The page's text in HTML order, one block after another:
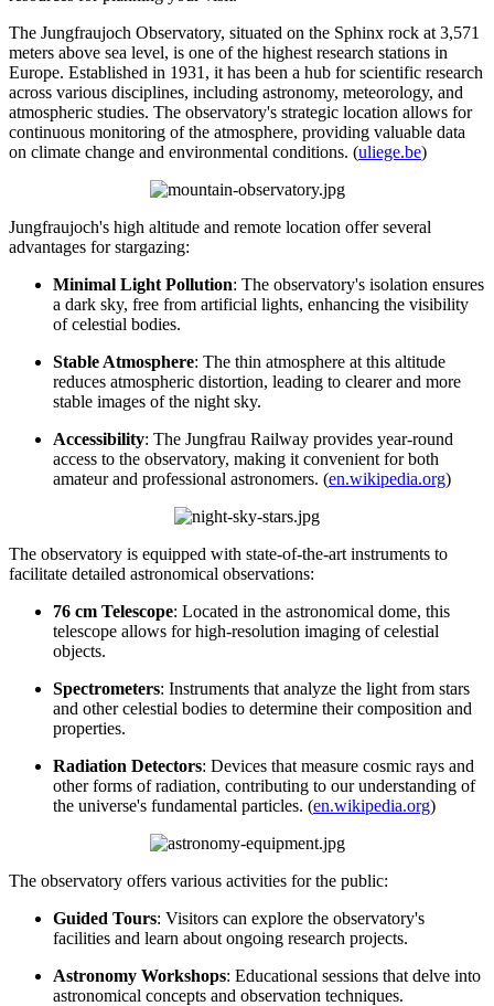
The Jungfraujoch Observatory, situated on the Sphinx rock at 3,571
meters above sea level, is one of the highest research stations in
Europe. Established in 1931, it has been a hub for scientific research
across various disciplines, including astronomy, meteorology, and
atmospheric studies. The observatory's strategic location allows for
continuous monitoring of the atmosphere, providing valuable data
on climate change and environmental conditions. (uliege.be)
Jungfraujoch's high altitude and remote location offer several
advantages for stargazing:
Minimal Light Pollution: The observatory's isolation ensures
a dark sky, free from artificial lights, enhancing the visibility
of celestial bodies.
Stable Atmosphere: The thin atmosphere at this altitude
reduces atmospheric distortion, leading to clearer and more
stable images of the night sky.
Accessibility: The Jungfrau Railway provides year-round
access to the observatory, making it convenient for both
amateur and professional astronomers. (en.wikipedia.org)
The observatory is equipped with state-of-the-art instruments to
facilitate detailed astronomical observations:
76 cm Telescope: Located in the astronomical dome, this
telescope allows for high-resolution imaging of celestial
objects.
Spectrometers: Instruments that analyze the light from stars
and other celestial bodies to determine their composition and
properties.
Radiation Detectors: Devices that measure cosmic rays and
other forms of radiation, contributing to our understanding of
the universe's fundamental particles. (en.wikipedia.org)
The observatory offers various activities for the public:
Guided Tours: Visitors can explore the observatory's
facilities and learn about ongoing research projects.
Astronomy Workshops: Educational sessions that delve into
astronomical concepts and observation techniques.